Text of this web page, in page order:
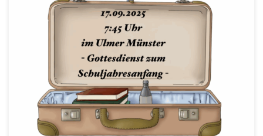
Herzliche Einladung zum Schulgottesdienst am Mittwoch in der
ersten Schulwoche. Unsere neuen fünften Klassen gehen
gemeinsam mit den Klassenlehrern zu der Feier. Alle anderen
Schülerinnen und Schüler sind ebenfalls herzlich eingeladen,
müssen jedoch eigenständig zum Münster kommen. Der Unterricht
in der ersten Stunde an diesem Tag entfällt. Herzlichen Dank an